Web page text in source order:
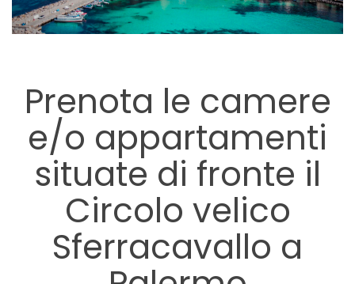
Prenota le camere
e/o appartamenti
situate di fronte il
Circolo velico
Sferracavallo a